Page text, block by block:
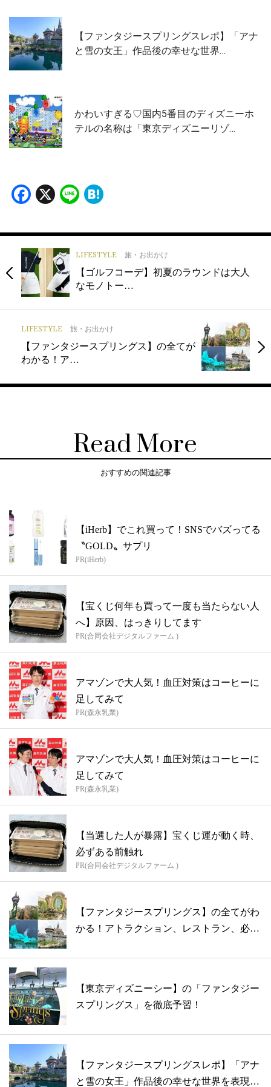
【ファンタジースプリングスレポ】「アナ
と雪の女王」作品後の幸せな世界…
かわいすぎる♡国内5番目のディズニーホ
テルの名称は「東京ディズニーリゾ…
Facebook
X Line
LIFESTYLE 旅・お出かけ
【ゴルフコーデ】初夏のラウンドは大人
なモノトー…
LIFESTYLE 旅・お出かけ
【ファンタジースプリングス】の全てが
わかる！ア…
Read More
おすすめの関連記事
【iHerb】でこれ買って！SNSでバズってる
〝GOLD〟サプリ
PR(iHerb)
【宝くじ何年も買って一度も当たらない人
へ】原因、はっきりしてます
PR(合同会社デジタルファーム )
アマゾンで大人気！血圧対策はコーヒーに
足してみて
PR(森永乳業)
アマゾンで大人気！血圧対策はコーヒーに
足してみて
PR(森永乳業)
【当選した人が暴露】宝くじ運が動く時、
必ずある前触れ
PR(合同会社デジタルファーム )
【ファンタジースプリングス】の全てがわ
かる！アトラクション、レストラン、必見
【東京ディズニーシー】の「ファンタジー
スプリングス」を徹底予習！
【ファンタジースプリングスレポ】「アナ
と雪の女王」作品後の幸せな世界を表現し